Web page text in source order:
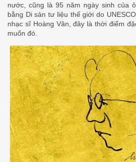
nước, cũng là 95 năm ngày sinh của
bằng Di sản tư liệu thế giới do
nhạc sĩ Hoàng Vân, đây là thời điểm
muốn đó.